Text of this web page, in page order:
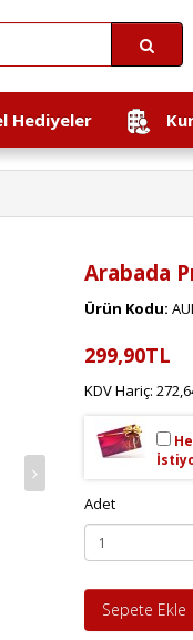
Hediyeler
Arabada
Ürün Kodu:
299,90TL
KDV Hariç:
Adet
Sepete Ekle